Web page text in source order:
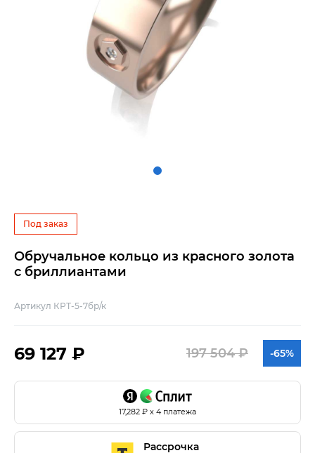
Под заказ
Обручальное кольцо из красного золота
с бриллиантами
Артикул КРТ-5-7бр/к
69 127 ₽ 197 504 ₽ -65%
17,282 ₽ х 4 платежа
Рассрочка